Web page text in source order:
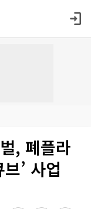
, 폐플라
’ 사업